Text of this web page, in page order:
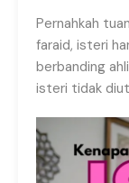
Pernahkah
faraid, isteri
berbanding
isteri tidak